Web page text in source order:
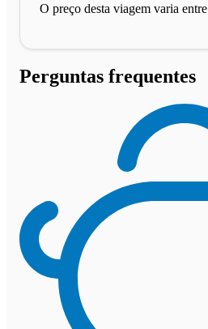
O preço desta viagem varia entre
Perguntas frequentes